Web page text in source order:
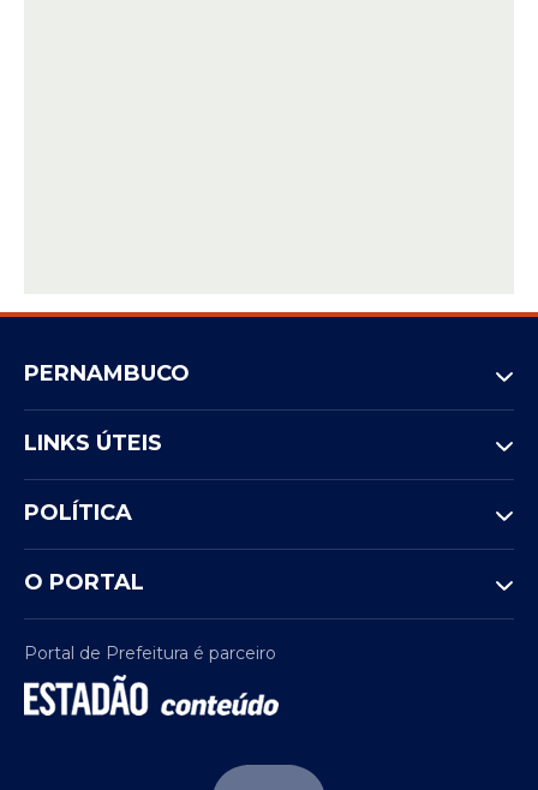
PERNAMBUCO
LINKS ÚTEIS
POLÍTICA
O PORTAL
Portal de Prefeitura é parceiro